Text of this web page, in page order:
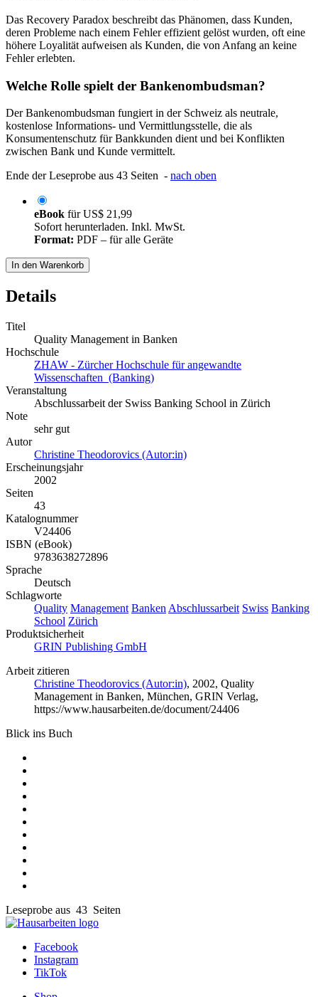
Das Recovery Paradox beschreibt das Phänomen, dass Kunden,
deren Probleme nach einem Fehler effizient gelöst wurden, oft eine
höhere Loyalität aufweisen als Kunden, die von Anfang an keine
Fehler erlebten.
Welche Rolle spielt der Bankenombudsman?
Der Bankenombudsman fungiert in der Schweiz als neutrale,
kostenlose Informations- und Vermittlungsstelle, die als
Konsumentenschutz für Bankkunden dient und bei Konflikten
zwischen Bank und Kunde vermittelt.
Ende der Leseprobe aus 43 Seiten - nach oben
eBook fürUS$ 21,99
Sofort herunterladen. Inkl. MwSt.
Format: PDF – für alle Geräte
In den Warenkorb
Details
Titel
Quality Management in Banken
Hochschule
ZHAW - Zürcher Hochschule für angewandte
Wissenschaften (Banking)
Veranstaltung
Abschlussarbeit der Swiss Banking School in Zürich
Note
sehr gut
Autor
Christine Theodorovics (Autor:in)
Erscheinungsjahr
2002
Seiten
43
Katalognummer
V24406
ISBN (eBook)
9783638272896
Sprache
Deutsch
Schlagworte
Quality Management Banken Abschlussarbeit Swiss Banking
School Zürich
Produktsicherheit
GRIN Publishing GmbH
Arbeit zitieren
Christine Theodorovics (Autor:in), 2002, Quality
Management in Banken, München, GRIN Verlag,
https://www.hausarbeiten.de/document/24406
Blick ins Buch
Leseprobe aus 43 Seiten
Facebook
Instagram
TikTok